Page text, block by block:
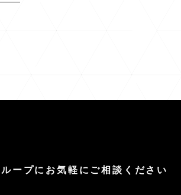
ループに お気軽にご相談ください